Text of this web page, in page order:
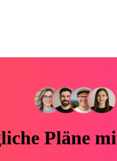
Pläne